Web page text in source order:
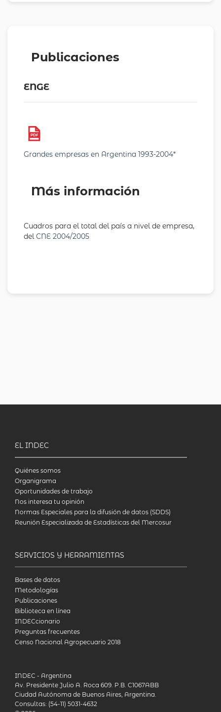
Publicaciones
ENGE
Grandes empresas en Argentina 1993-2004*
Más información
Cuadros para el total del país a nivel de empresa,
del CNE 2004/2005
EL INDEC
Quiénes somos
Organigrama
Oportunidades de trabajo
Nos interesa tu opinión
Normas Especiales para la difusión de datos (SDDS)
Reunión Especializada de Estadísticas del Mercosur
SERVICIOS Y HERRAMIENTAS
Bases de datos
Metodologías
Publicaciones
Biblioteca en línea
INDECcionario
Preguntas frecuentes
Censo Nacional Agropecuario 2018
INDEC - Argentina
Av. Presidente Julio A. Roca 609. P.B. C1067ABB
Ciudad Autónoma de Buenos Aires, Argentina.
Consultas: (54-11) 5031-4632